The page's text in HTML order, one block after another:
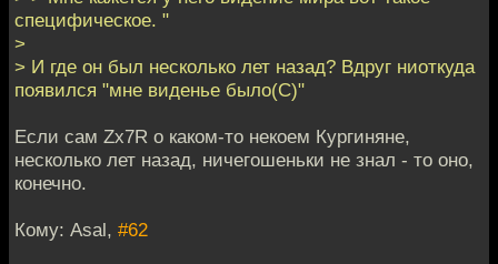
специфическое. "
>
> И где он был несколько лет назад? Вдруг ниоткуда
появился "мне виденье было(С)"
Если сам Zx7R о каком-то некоем Кургиняне,
несколько лет назад, ничегошеньки не знал - то оно,
конечно.
Кому: Asal, #62